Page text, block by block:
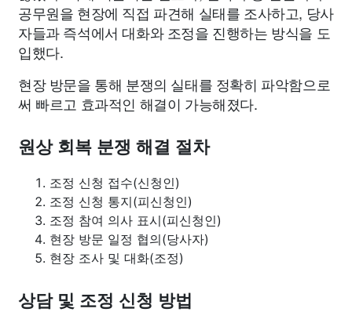
공무원을 현장에 직접 파견해 실태를 조사하고, 당사
자들과 즉석에서 대화와 조정을 진행하는 방식을 도
입했다.
현장 방문을 통해 분쟁의 실태를 정확히 파악함으로
써 빠르고 효과적인 해결이 가능해졌다.
원상 회복 분쟁 해결 절차
조정 신청 접수(신청인)
조정 신청 통지(피신청인)
조정 참여 의사 표시(피신청인)
현장 방문 일정 협의(당사자)
현장 조사 및 대화(조정)
상담 및 조정 신청 방법